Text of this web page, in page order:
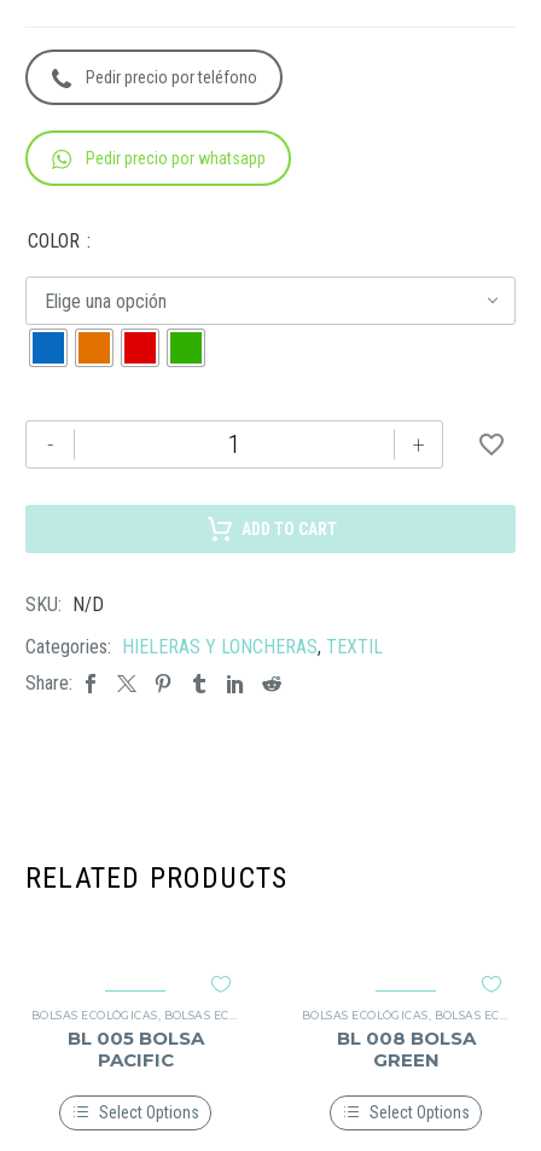
Pedir precio por teléfono
Pedir precio por whatsapp
COLOR
Elige una opción
-
002
cantidad
+
ADD TO CART
SKU: N/D
Categories: HIELERAS Y LONCHERAS, TEXTIL
Share:
RELATED PRODUCTS
BOLSAS ECOLÓGICAS BOLSAS ECOLÓGICAS TEXTIL
BL 005 BOLSA
PACIFIC
Select Options
Este
BOLSAS ECOLÓGICAS BOLSAS ECOLÓGICAS
BL 008 BOLSA
GREEN
Select Options
Este